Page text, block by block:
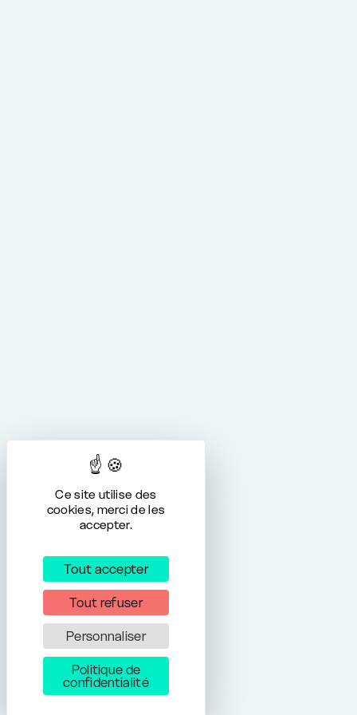
Ce site utilise des
cookies, merci de les
accepter.
Tout accepter
Tout refuser
Personnaliser
Politique de
confidentialité